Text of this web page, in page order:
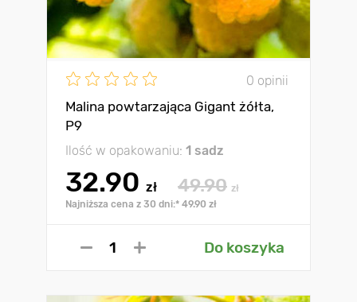
0 opinii
Malina powtarzająca Gigant żółta,
Р9
Ilość w opakowaniu: 1 sadz
32.90 zł 49.90 zł
Najniższa cena z 30 dni:* 49.90 zł
Do koszyka